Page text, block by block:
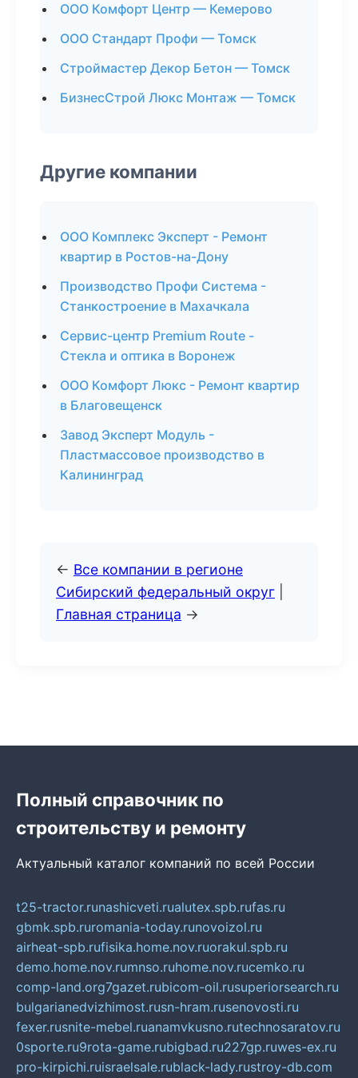
ООО Комфорт Центр — Кемерово
ООО Стандарт Профи — Томск
Строймастер Декор Бетон — Томск
БизнесСтрой Люкс Монтаж — Томск
Другие компании
ООО Комплекс Эксперт - Ремонт
квартир в Ростов-на-Дону
Производство Профи Система -
Станкостроение в Махачкала
Сервис-центр Premium Route -
Стекла и оптика в Воронеж
ООО Комфорт Люкс - Ремонт квартир
в Благовещенск
Завод Эксперт Модуль -
Пластмассовое производство в
Калининград
← Все компании в регионе
Сибирский федеральный округ
Главная страница →
Полный справочник по
строительству и ремонту
Актуальный каталог компаний по всей России
t25-tractor.runashicveti.rualutex.spb.rufas.ru
gbmk.spb.ruromania-today.runovoizol.ru
airheat-spb.rufisika.home.nov.ruorakul.spb.ru
demo.home.nov.rumnso.ruhome.nov.rucemko.ru
comp-land.org7gazet.rubicom-oil.rusuperiorsearch.ru
bulgarianedvizhimost.rusn-hram.rusenovosti.ru
fexer.rusnite-mebel.ruanamvkusno.rutechnosaratov.ru
0sporte.ru9rota-game.rubigbad.ru227gp.ruwes-ex.ru
pro-kirpichi.ruisraelsale.rublack-lady.rustroy-db.com